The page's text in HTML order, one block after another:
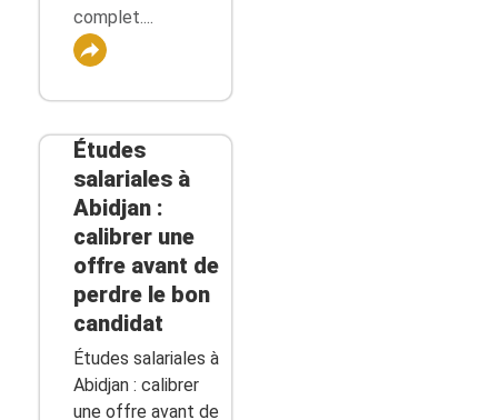
complet....
Études
salariales à
Abidjan :
calibrer une
offre avant de
perdre le bon
candidat
Études salariales à
Abidjan : calibrer
une offre avant de